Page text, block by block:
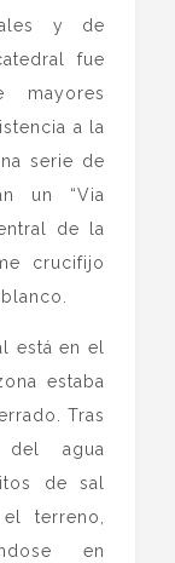
y de
fue
mayores
a la
serie de
un “Via
de la
crucifijo
está en el
estaba
Tras
agua
de sal
terreno,
en